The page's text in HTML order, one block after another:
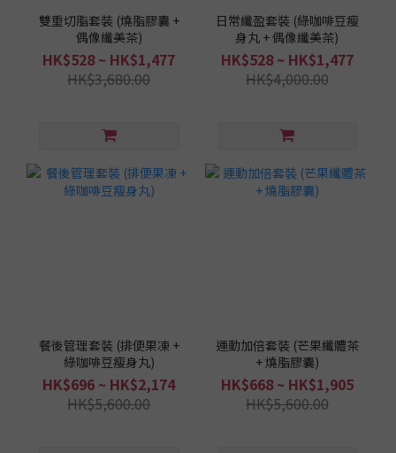
雙重切脂套裝 (燒脂膠囊 +
偶像纖美茶)
HK$528 ~ HK$1,477
HK$3,680.00
日常纖盈套裝 (綠咖啡豆瘦
身丸 + 偶像纖美茶)
HK$528 ~ HK$1,477
HK$4,000.00
餐後管理套裝 (排便果凍 +
綠咖啡豆瘦身丸)
HK$696 ~ HK$2,174
HK$5,600.00
運動加倍套裝 (芒果纖體茶
+ 燒脂膠囊)
HK$668 ~ HK$1,905
HK$5,600.00